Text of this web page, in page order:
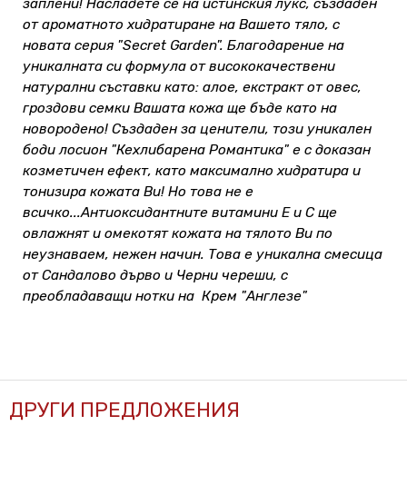
от ароматното хидратиране на Вашето тяло, с
новата серия "Secret Garden". Благодарение на
уникалната си формула от висококачествени
натурални съставки като: алое, екстракт от овес,
гроздови семки Вашата кожа ще бъде като на
новородено! Създаден за ценители, този уникален
боди лосион "Кехлибарена Романтика" е с доказан
козметичен ефект, като максимално хидратира и
тонизира кожата Ви! Но това не е
всичко...Антиоксидантните витамини E и C ще
овлажнят и омекотят кожата на тялото Ви по
неузнаваем, нежен начин. Това е уникална смесица
от Сандалово дърво и Черни череши, с
преобладаващи нотки на Крем "Англезе"
ДРУГИ ПРЕДЛОЖЕНИЯ